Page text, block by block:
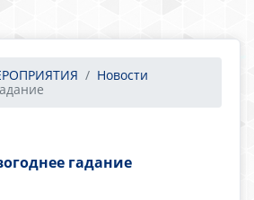
Новости
гадание